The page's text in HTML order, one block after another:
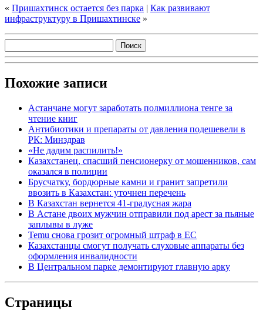
« Пришахтинск остается без парка | Как развивают
инфраструктуру в Пришахтинске »
Похожие записи
Астанчане могут заработать полмиллиона тенге за
чтение книг
Антибиотики и препараты от давления подешевели в
РК: Минздрав
«Не дадим распилить!»
Казахстанец, спасший пенсионерку от мошенников, сам
оказался в полиции
Брусчатку, бордюрные камни и гранит запретили
ввозить в Казахстан: уточнен перечень
В Казахстан вернется 41-градусная жара
В Астане двоих мужчин отправили под арест за пьяные
заплывы в луже
Temu снова грозит огромный штраф в ЕС
Казахстанцы смогут получать слуховые аппараты без
оформления инвалидности
В Центральном парке демонтируют главную арку
Страницы